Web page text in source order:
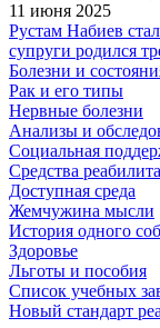
11 июня 2025
Рустам Набиев
супруги родился
Болезни и
Рак и его типы
Нервные болезни
Анализы и
Социальная
Средства
Доступная среда
Жемчужина мысли
История одного
Здоровье
Льготы и пособия
Список учебных
Новый стандарт